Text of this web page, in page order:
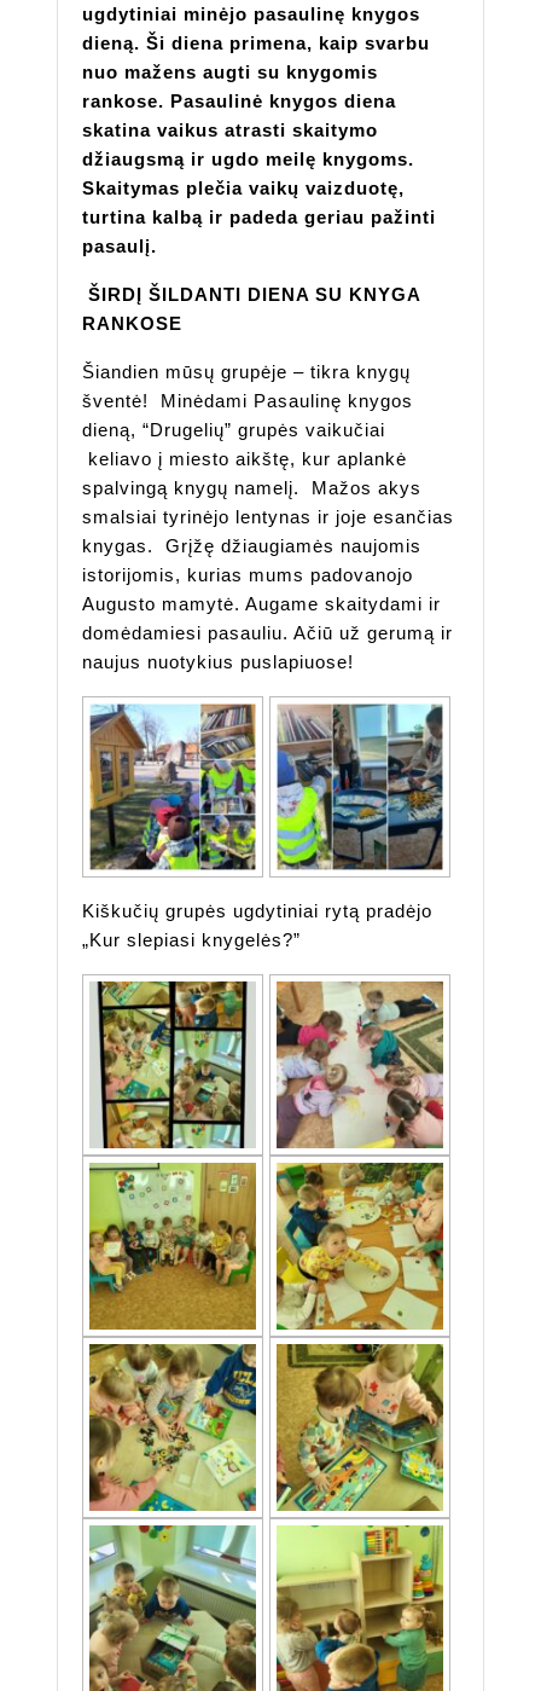
ugdytiniai minėjo pasaulinę knygos
dieną. Ši diena primena, kaip svarbu
nuo mažens augti su knygomis
rankose. Pasaulinė knygos diena
skatina vaikus atrasti skaitymo
džiaugsmą ir ugdo meilę knygoms.
Skaitymas plečia vaikų vaizduotę,
turtina kalbą ir padeda geriau pažinti
pasaulį.
ŠIRDĮ ŠILDANTI DIENA SU KNYGA
RANKOSE
Šiandien mūsų grupėje – tikra knygų
šventė! Minėdami Pasaulinę knygos
dieną, “Drugelių” grupės vaikučiai
keliavo į miesto aikštę, kur aplankė
spalvingą knygų namelį. Mažos akys
smalsiai tyrinėjo lentynas ir joje esančias
knygas. Grįžę džiaugiamės naujomis
istorijomis, kurias mums padovanojo
Augusto mamytė. Augame skaitydami ir
domėdamiesi pasauliu. Ačiū už gerumą ir
naujus nuotykius puslapiuose!
Kiškučių grupės ugdytiniai rytą pradėjo
„Kur slepiasi knygelės?”